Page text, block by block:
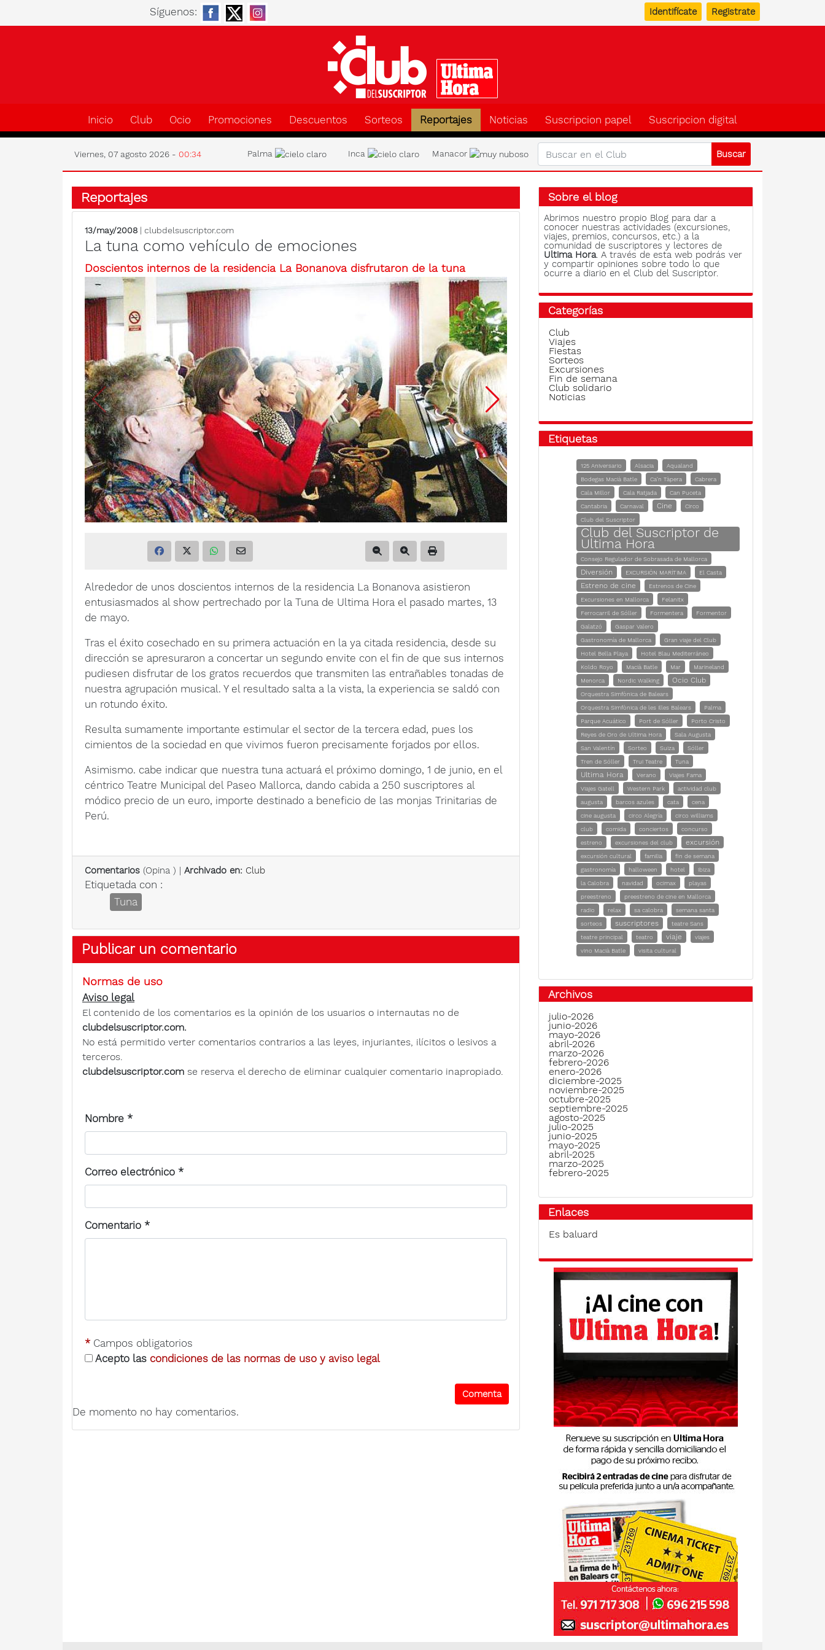
Síguenos: Identifícate Registrate
Inicio Club Ocio Promociones Descuentos Sorteos Reportajes Noticias Suscripcion papel Suscripcion digital
Viernes, 07 agosto 2026 - 00:34 Palma Inca Manacor
Reportajes
13/may/2008 | clubdelsuscriptor.com
La tuna como vehículo de emociones
Doscientos internos de la residencia La Bonanova disfrutaron de la tuna
Alrededor de unos doscientos internos de la residencia La Bonanova asistieron
entusiasmados al show pertrechado por la Tuna de Ultima Hora el pasado martes, 13
de mayo.
Tras el éxito cosechado en su primera actuación en la ya citada residencia, desde su
dirección se apresuraron a concertar un segundo envite con el fin de que sus internos
pudiesen disfrutar de los gratos recuerdos que transmiten las entrañables tonadas de
nuestra agrupación musical. Y el resultado salta a la vista, la experiencia se saldó con
un rotundo éxito.
Resulta sumamente importante estimular el sector de la tercera edad, pues los
cimientos de la sociedad en que vivimos fueron precisamente forjados por ellos.
Asimismo. cabe indicar que nuestra tuna actuará el próximo domingo, 1 de junio, en el
céntrico Teatre Municipal del Paseo Mallorca, dando cabida a 250 suscriptores al
módico precio de un euro, importe destinado a beneficio de las monjas Trinitarias de
Perú.
Comentarios (Opina ) | Archivado en: Club
Etiquetada con :
Tuna
Publicar un comentario
Normas de uso
Aviso legal
El contenido de los comentarios es la opinión de los usuarios o internautas no de
clubdelsuscriptor.com.
No está permitido verter comentarios contrarios a las leyes, injuriantes, ilícitos o lesivos a
terceros.
clubdelsuscriptor.com se reserva el derecho de eliminar cualquier comentario inapropiado.
Nombre *
Correo electrónico *
Comentario *
* Campos obligatorios
Acepto las condiciones de las normas de uso y aviso legal
De momento no hay comentarios.
Sobre el blog
Abrimos nuestro propio Blog para dar a
conocer nuestras actividades (excursiones,
viajes, premios, concursos, etc.) a la
comunidad de suscriptores y lectores de
Ultima Hora. A través de esta web podrás ver
y compartir opiniones sobre todo lo que
ocurre a diario en el Club del Suscriptor.
Categorías
Club
Viajes
Fiestas
Sorteos
Excursiones
Fin de semana
Club solidario
Noticias
Etiquetas
125 Aniversario Alsacia
Aqualand
Bodegas Macià Batle
Ca'n Tàpera
Cabrera
Cala Millor
Cala Ratjada
Can Puceta
Cantabria
Carnaval Cine
Circo
Club del Suscriptor
Club del Suscriptor de
Ultima Hora
Consejo Regulador de Sobrasada de Mallorca
Diversión EXCURSIÓN MARÍTIMA El Casta
Estreno de cine
Estrenos de Cine
Excursiones en Mallorca
Felanitx
Ferrocarril de Sóller
Formentera
Formentor
Galatzó
Gaspar Valero
Gastronomía de Mallorca
Gran viaje del Club
Hotel Bella Playa
Hotel Blau Mediterráneo
Koldo Royo
Macià Batle Mar
Marineland
Menorca
Nordic Walking Ocio Club
Orquestra Simfònica de Balears
Orquestra Simfònica de les Illes Balears
Palma
Parque Acuático
Port de Sóller
Porto Cristo
Reyes de Oro de Ultima Hora
Sala Augusta
San Valentín
Sorteo Suiza
Sóller
Tren de Sóller
Trui Teatre Tuna
Ultima Hora Verano
Viajes Fama
Viajes Gatell
Western Park
actividad club
augusta
barcos azules cata
cena
cine augusta
circo Alegría
circo williams
club
comida conciertos
concurso
estreno
excursiones del club excursión
excursión cultural familia
fin de semana
gastronomía
halloween hotel
ibiza
la Calobra
navidad ocimax
playas
preestreno
preestreno de cine en Mallorca
radio
relax sa calobra
semana santa
sorteos
suscriptores
teatre Sans
teatre principal
teatro viaje
viajes
vino Macià Batle
visita cultural
Archivos
julio-2026
junio-2026
mayo-2026
abril-2026
marzo-2026
febrero-2026
enero-2026
diciembre-2025
noviembre-2025
octubre-2025
septiembre-2025
agosto-2025
julio-2025
junio-2025
mayo-2025
abril-2025
marzo-2025
febrero-2025
Enlaces
Es baluard